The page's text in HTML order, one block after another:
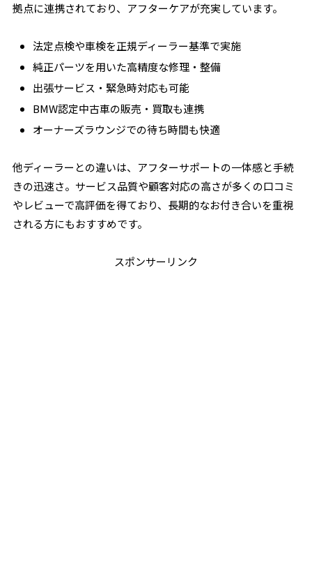
拠点に連携されており、アフターケアが充実しています。
法定点検や車検を正規ディーラー基準で実施
純正パーツを用いた高精度な修理・整備
出張サービス・緊急時対応も可能
BMW認定中古車の販売・買取も連携
オーナーズラウンジでの待ち時間も快適
他ディーラーとの違いは、アフターサポートの一体感と手続
きの迅速さ。サービス品質や顧客対応の高さが多くの口コミ
やレビューで高評価を得ており、長期的なお付き合いを重視
される方にもおすすめです。
スポンサーリンク